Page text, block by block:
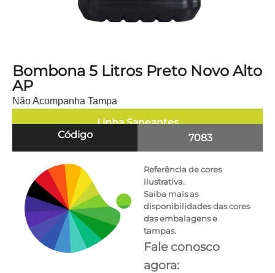
Bombona 5 Litros Preto Novo Alto
AP
Não Acompanha Tampa
Linha Saneantes
Código
7083
Referência de cores
ilustrativa.
Saiba mais as
disponibilidades das cores
das embalagens e
tampas.
Fale conosco
agora: